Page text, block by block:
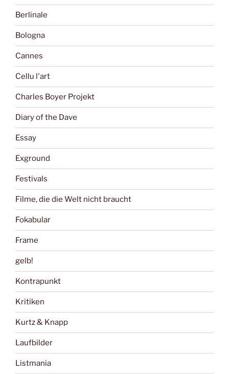
Berlinale
Bologna
Cannes
Cellu l'art
Charles Boyer Projekt
Diary of the Dave
Essay
Exground
Festivals
Filme, die die Welt nicht braucht
Fokabular
Frame
gelb!
Kontrapunkt
Kritiken
Kurtz & Knapp
Laufbilder
Listmania